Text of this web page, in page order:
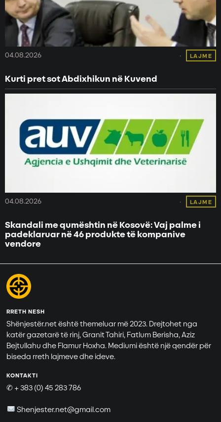
04.08.2026 LAJME
Kurti pret sot Abdixhikun në Kuvend
04.08.2026 LAJME
Skandali me qumështin në Kosovë: Vaj palme i
padeklaruar në 46 produkte të kompanive
vendore
RRETH NESH
Shënjestër.net është themeluar më 2023. Drejtohet nga
katër gazetarë të rinj, Granit Tahiri, Fatlum Berisha, Aziz
Bejtullahu dhe Flamur Hoxha. Mediumi është një qendër për
biseda rreth lajmeve dhe ideve.
KONTAKTI
✆ + 383 (0) 45 283 786
Shenjester.net@gmail.com